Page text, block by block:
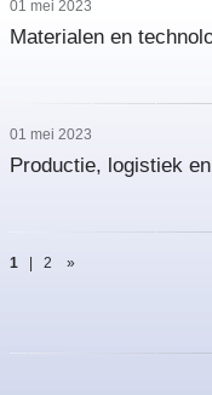
01 mei 2023
Materialen en
01 mei 2023
Productie, logistiek
1 2 »